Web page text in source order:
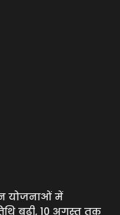
योजनाओं में
बढ़ी, 10 अगस्त तक